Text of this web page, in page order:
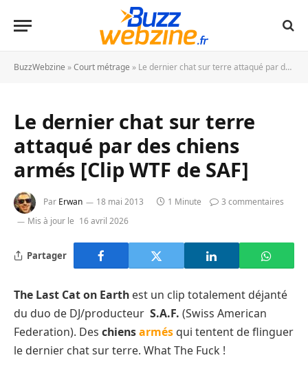
BuzzWebzine »Court métrage » Le dernier chat sur terre attaqué par des chiens armés [Clip WTF de SAF]
Le dernier chat sur terre
attaqué par des chiens
armés [Clip WTF de SAF]
Par Erwan 18 mai 2013 1 Minute
3 commentaires
Mis à jour le 16 avril 2026
Partager
The Last Cat on Earth est un clip totalement déjanté
du duo de DJ/producteur S.A.F. (Swiss American
Federation). Des chiensarmés qui tentent de flinguer
le dernier chat sur terre. What The Fuck !